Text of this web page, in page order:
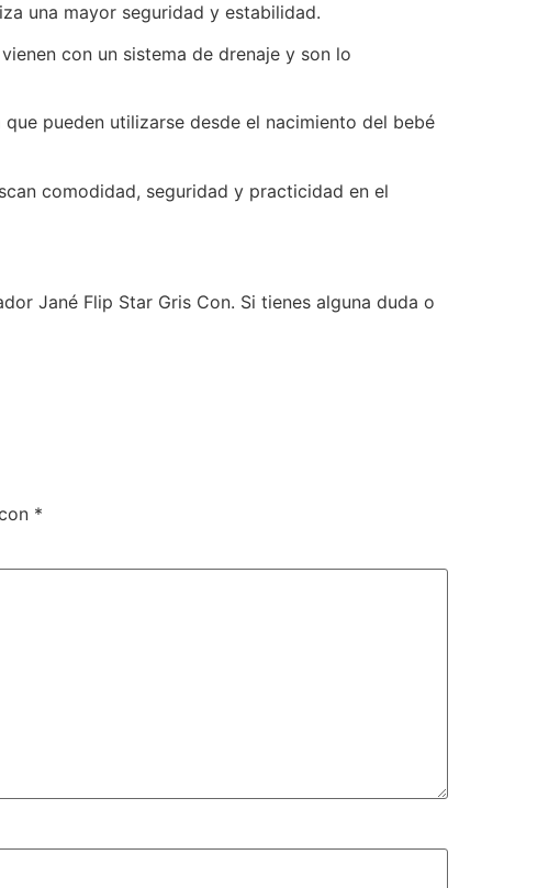
una mayor seguridad y estabilidad.
con un sistema de drenaje y son lo
pueden utilizarse desde el nacimiento del bebé
comodidad, seguridad y practicidad en el
Jané Flip Star Gris Con. Si tienes alguna duda o
*